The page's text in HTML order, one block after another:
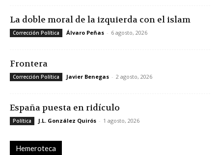
La doble moral de la izquierda con el islam
Corrección Política Álvaro Peñas - 6 agosto, 2026
Frontera
Corrección Política Javier Benegas - 2 agosto, 2026
España puesta en ridículo
Política J.L. González Quirós - 1 agosto, 2026
Hemeroteca